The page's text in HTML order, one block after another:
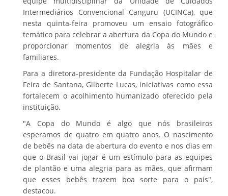
Intermediários Convencional Canguru (UCINCa), que
nesta quinta-feira promoveu um ensaio fotográfico
temático para celebrar a abertura da Copa do Mundo e
proporcionar momentos de alegria às mães e
familiares.
Para a diretora-presidente da Fundação Hospitalar de
Feira de Santana, Gilberte Lucas, iniciativas como essa
fortalecem o acolhimento humanizado oferecido pela
instituição.
"A Copa do Mundo é algo que nós brasileiros
esperamos de quatro em quatro anos. O nascimento
de bebês na data de abertura do evento e nos dias em
que o Brasil vai jogar é um estímulo para as equipes
de plantão e uma alegria para as mães, que afirmam
que esses bebês trazem boa sorte para o país",
destacou.